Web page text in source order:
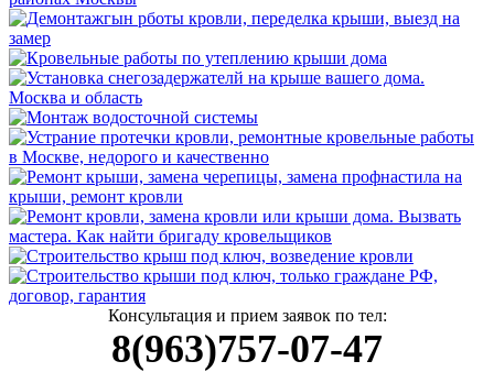
Консультация и прием заявок по тел:
8(963)757-07-47